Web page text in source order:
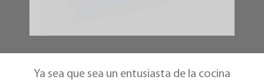
Ya sea que sea un entusiasta de la cocina